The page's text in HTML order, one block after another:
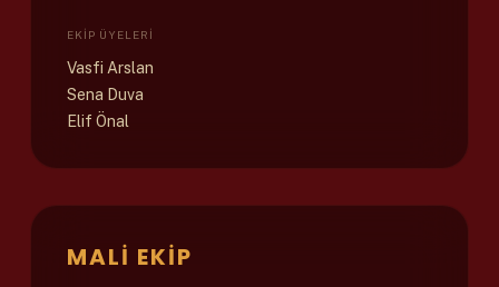
EKIP ÜYELERI
Vasfi Arslan
Sena Duva
Elif Önal
MALI EKIP